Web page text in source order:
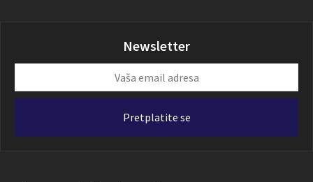
Newsletter
email
Pretplatite se